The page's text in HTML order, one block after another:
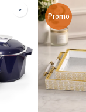
Promo